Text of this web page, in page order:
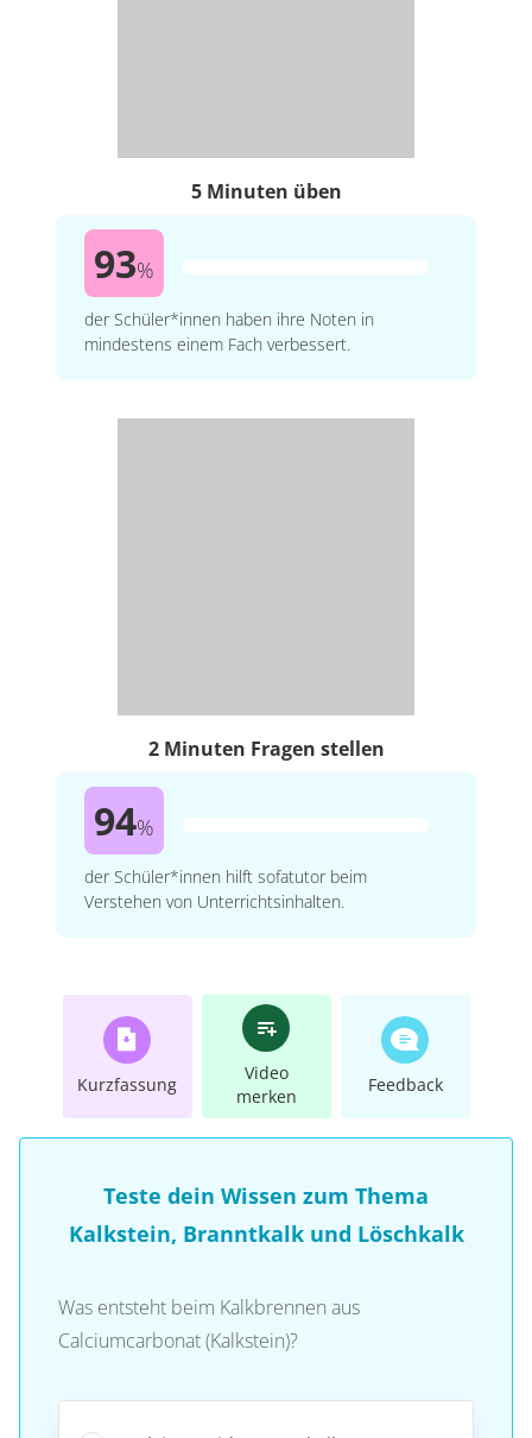
5 Minuten üben
93%
der Schüler*innen haben ihre Noten in
mindestens einem Fach verbessert.
2 Minuten Fragen stellen
94%
der Schüler*innen hilft sofatutor beim
Verstehen von Unterrichtsinhalten.
Kurzfassung
Video
merken
Feedback
Teste dein Wissen zum Thema
Kalkstein, Branntkalk und Löschkalk
Was entsteht beim Kalkbrennen aus
Calciumcarbonat (Kalkstein)?